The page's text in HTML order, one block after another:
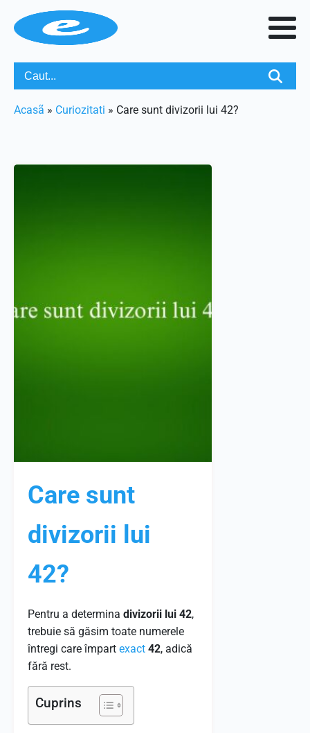
Acasã » Curiozitati » Care sunt divizorii lui 42?
Care sunt
divizorii lui
42?
Pentru a determina divizorii lui 42,
trebuie să găsim toate numerele
întregi care împart exact 42, adică
fără rest.
Cuprins